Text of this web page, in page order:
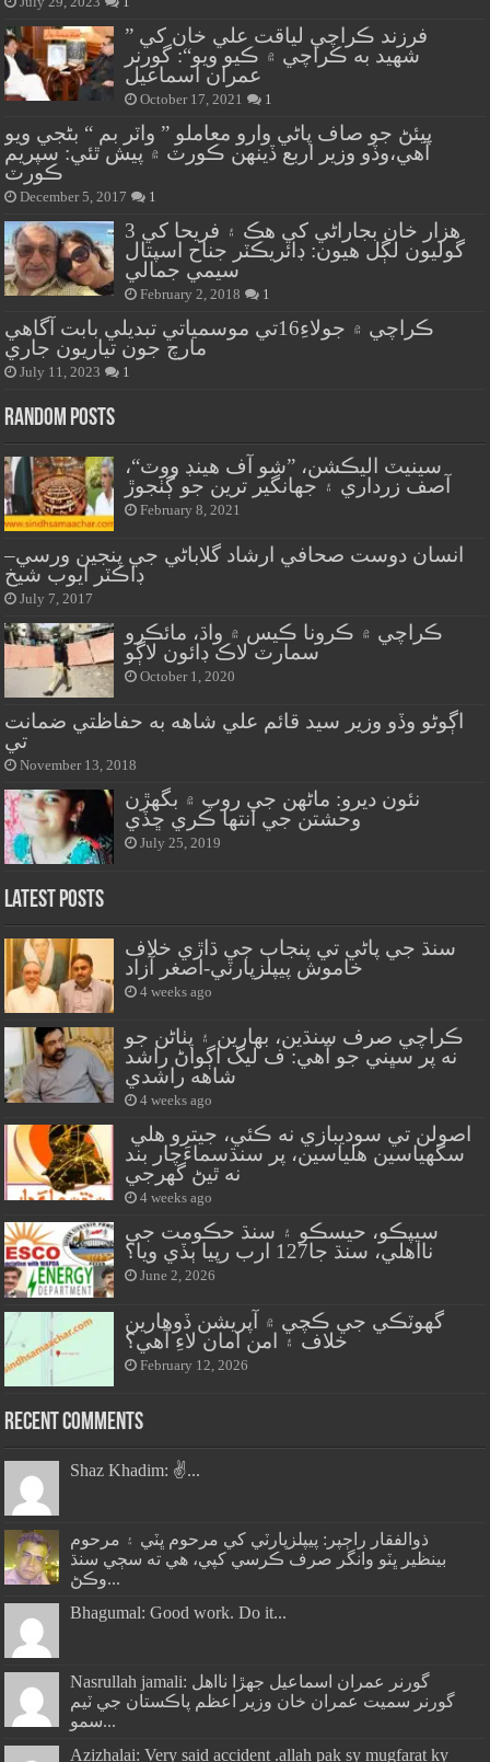
” فرزند ڪراچي لياقت علي خان کي
شهيد به ڪراچي ۾ ڪيو ويو“: گورنر
عمران اسماعيل
October 17, 2021 1
پيئڻ جو صاف پاڻي وارو معاملو ” واٽر بم “ بڻجي ويو
آهي،وڏو وزير اربع ڏينهن ڪورٽ ۾ پيش ٿئي: سپريم
ڪورٽ
December 5, 2017 1
هزار خان بجاراڻي کي هڪ ۽ فريحا کي 3
گوليون لڳل هيون: ڊائريڪٽر جناح اسپتال
سيمي جمالي
February 2, 2018 1
ڪراچي ۾ جولاءِ16تي موسمياتي تبديلي بابت آگاهي
مارچ جون تياريون جاري
July 11, 2023 1
Random Posts
سينيٽ اليڪشن، ”شو آف هينڊ ووٽ“،
آصف زرداري ۽ جهانگير ترين جو ڳٺجوڙ
February 8, 2021
انسان دوست صحافي ارشاد گلاباڻي جي پنجين ورسي–
ڊاڪٽر ايوب شيخ
July 7, 2017
ڪراچي ۾ ڪرونا ڪيس ۾ واڌ، مائڪرو
سمارٽ لاڪ ڊائون لاڳو
October 1, 2020
اڳوڻو وڏو وزير سيد قائم علي شاهه به حفاظتي ضمانت
تي
November 13, 2018
نئون ديرو: ماڻهن جي روپ ۾ بگهڙن
وحشتن جي انتها ڪري ڇڏي
July 25, 2019
Latest Posts
سنڌ جي پاڻي تي پنجاب جي ڌاڙي خلاف
خاموش پيپلزپارٽي-اصغر آزاد
4 weeks ago
ڪراچي صرف سنڌين، بهارين ۽ پٺاڻن جو
نه پر سڀني جو آهي: ف ليگ اڳواڻ راشد
شاهه راشدي
4 weeks ago
سگهياسين هلياسين، پر سنڌسماءَچار بند
نه ٿيڻ گهرجي
4 weeks ago
سيپڪو، حيسڪو ۽ سنڌ حڪومت جي
نااهلي، سنڌ جا127 ارب رپيا ٻڏي ويا؟
June 2, 2026
گهوٽڪي جي ڪچي ۾ آپريشن ڏوهارين
خلاف ۽ امن امان لاءِ آهي؟
February 12, 2026
Recent Comments
Shaz Khadim: ✌️...
ذوالفقار راڄپر: پيپلزپارٽي کي مرحوم ڀٽي ۽ مرحوم
بينظير ڀٽو وانگر صرف ڪرسي کپي، هي ته سڄي سنڌ
وڪڻ...
Bhagumal: Good work. Do it...
Nasrullah jamali: گورنر عمران اسماعيل جھڙا نااهل
گورنر سميت عمران خان وزير اعظم پاڪستان جي ٽيم
سمو...
Azizhalai: Very said accident .allah pak sy mugfarat ky